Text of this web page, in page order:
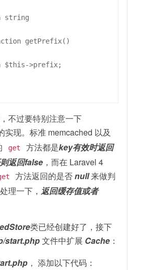
string
getPrefix()
$this->prefix;
不过要特别注意一下
实现。标准 memcached 以及
get 方法都是key有效时返回
返回false ，而在 Laravel 4
方法返回的是否null来做判
理一下，返回缓存值或者
类已经创建好了，接下
start.php文件中扩展 Cache ：
， 添加以下代码：